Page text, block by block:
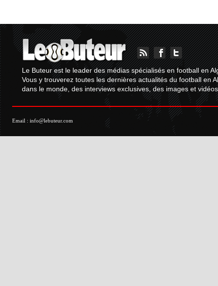
Le Buteur est le leader des médias spécialisés en football en
Vous y trouverez toutes les dernières actualités du football en
dans le monde, des interviews exclusives, des images et
Email : info@lebuteur.com